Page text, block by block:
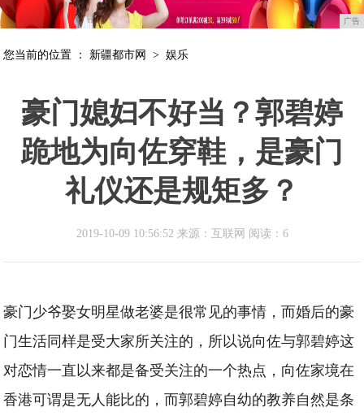
广告
您当前的位置 ： 新疆都市网 >娱乐
豪门媳妇不好当？郭碧婷
跪地为向佐穿鞋，是豪门
礼仪还是规矩多？
2019-10-09 10:56:52 来源：互联网 阅读：6
豪门少爷娶女明星做老婆是很常见的事情，而婚后的豪
门生活同样是受大家所关注的，所以说向佐与郭碧婷这
对恋情一直以来都是备受关注的一个热点，向佐家境在
香港可谓是无人能比的，而郭碧婷自幼的教养自然是条